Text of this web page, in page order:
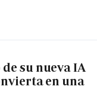
su nueva IA
en una